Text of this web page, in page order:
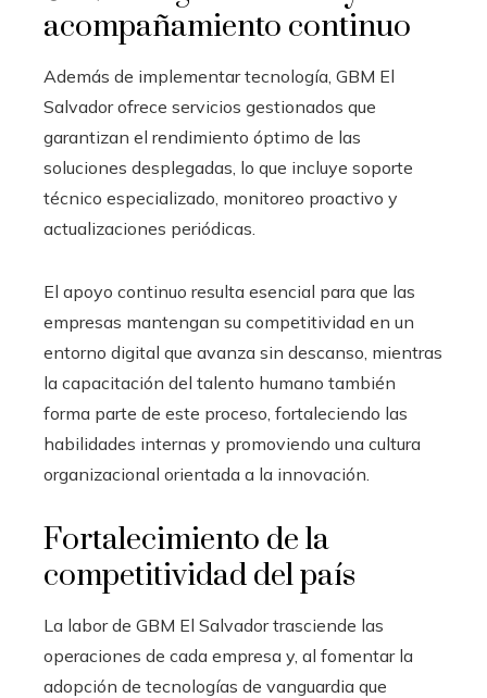
acompañamiento continuo
Además de implementar tecnología, GBM El
Salvador ofrece servicios gestionados que
garantizan el rendimiento óptimo de las
soluciones desplegadas, lo que incluye soporte
técnico especializado, monitoreo proactivo y
actualizaciones periódicas.
El apoyo continuo resulta esencial para que las
empresas mantengan su competitividad en un
entorno digital que avanza sin descanso, mientras
la capacitación del talento humano también
forma parte de este proceso, fortaleciendo las
habilidades internas y promoviendo una cultura
organizacional orientada a la innovación.
Fortalecimiento de la
competitividad del país
La labor de GBM El Salvador trasciende las
operaciones de cada empresa y, al fomentar la
adopción de tecnologías de vanguardia que